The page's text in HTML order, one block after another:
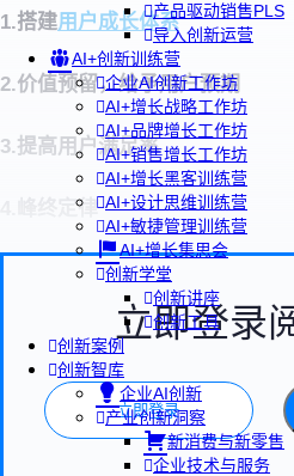
产品驱动销售PLS
导入创新运营
AI+创新训练营
企业AI创新工作坊
AI+增长战略工作坊
AI+品牌增长工作坊
AI+销售增长工作坊
AI+增长黑客训练营
AI+设计思维训练营
AI+敏捷管理训练营
AI+增长集思会
创新学堂
创新讲座
创新工具
创新案例
创新智库
企业AI创新
产业创新洞察
新消费与新零售
企业技术与服务
1.搭建用户成长体系
2.价值预留，给予用户预期
3.提高用户满足率
4.峰终定律
立即登录
立即登录